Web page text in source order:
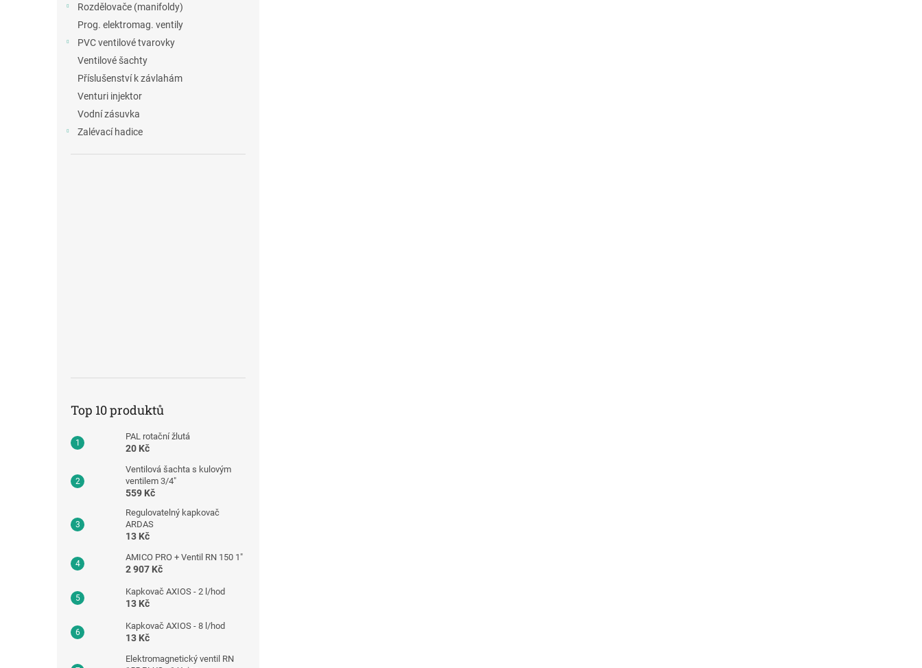
Rozdělovače (manifoldy)
Prog. elektromag. ventily
PVC ventilové tvarovky
Ventilové šachty
Příslušenství k závlahám
Venturi injektor
Vodní zásuvka
Zalévací hadice
Top 10 produktů
PAL rotační žlutá
20 Kč
Ventilová šachta s kulovým
ventilem 3/4"
559 Kč
Regulovatelný kapkovač
ARDAS
13 Kč
AMICO PRO + Ventil RN 150 1"
2 907 Kč
Kapkovač AXIOS - 2 l/hod
13 Kč
Kapkovač AXIOS - 8 l/hod
13 Kč
Elektromagnetický ventil RN